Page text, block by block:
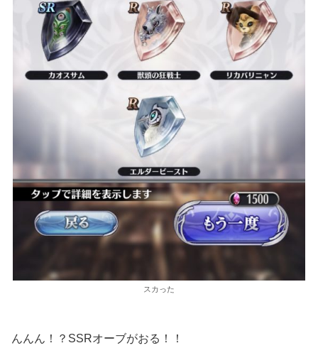
スカった
んんん！？SSRオーブがおる！！